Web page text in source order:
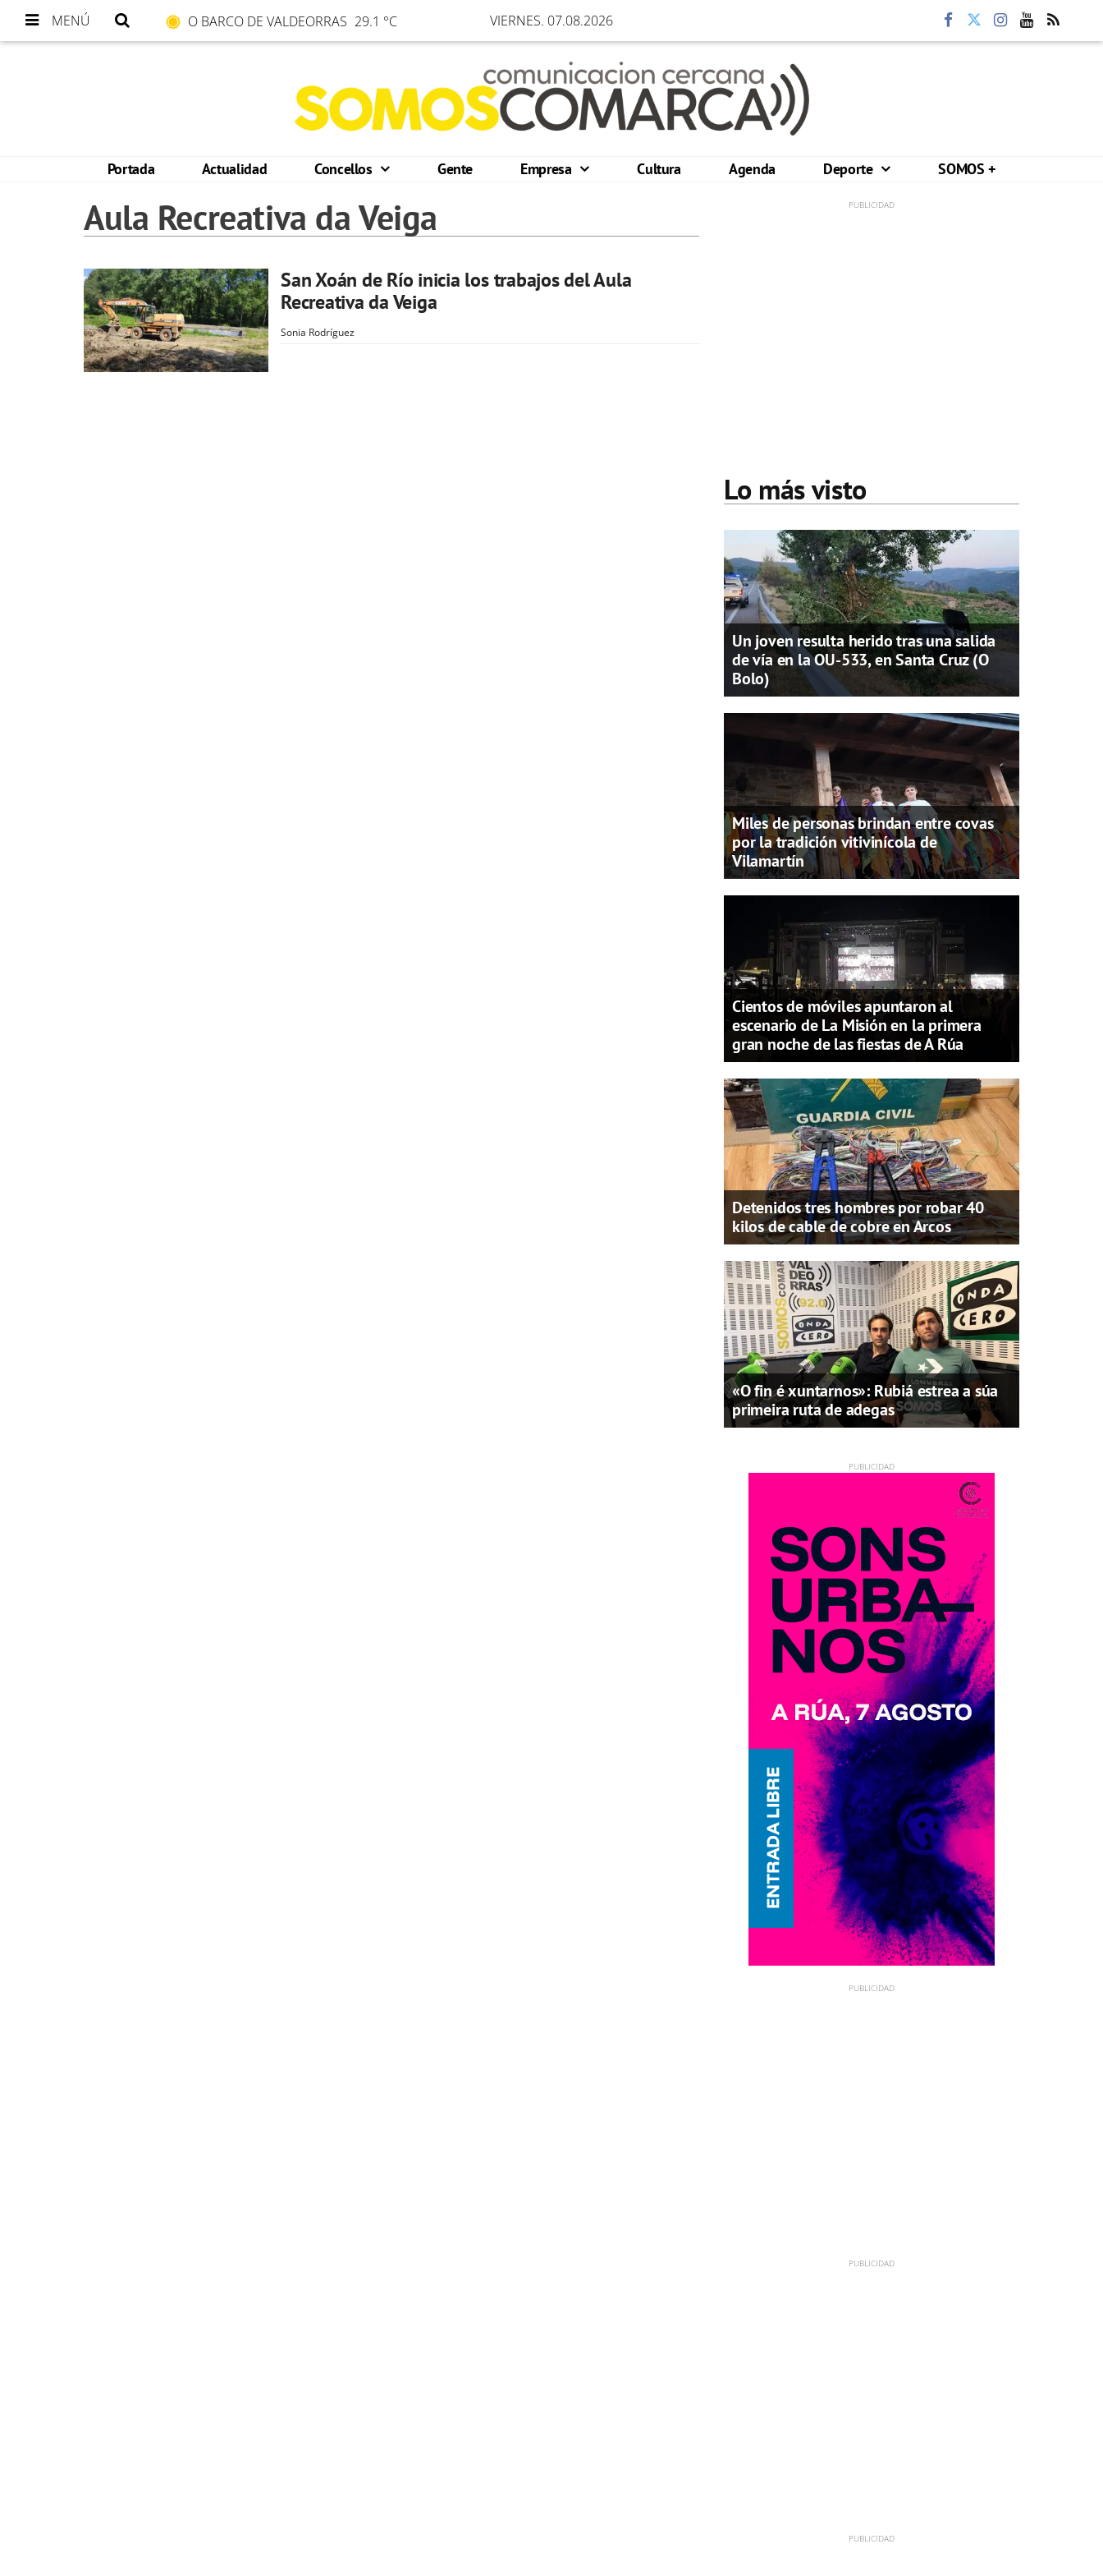
MENÚ O BARCO DE VALDEORRAS 29.1 °C VIERNES. 07.08.2026
Portada Actualidad Concellos Gente Empresa Cultura Agenda Deporte SOMOS +
Aula Recreativa da Veiga
San Xoán de Río inicia los trabajos del Aula
Recreativa da Veiga
Sonia Rodríguez
Lo más visto
Un joven resulta herido tras una salida
de vía en la OU-533, en Santa Cruz (O
Bolo)
Miles de personas brindan entre covas
por la tradición vitivinícola de
Vilamartín
Cientos de móviles apuntaron al
escenario de La Misión en la primera
gran noche de las fiestas de A Rúa
Detenidos tres hombres por robar 40
kilos de cable de cobre en Arcos
«O fin é xuntarnos»: Rubiá estrea a súa
primeira ruta de adegas